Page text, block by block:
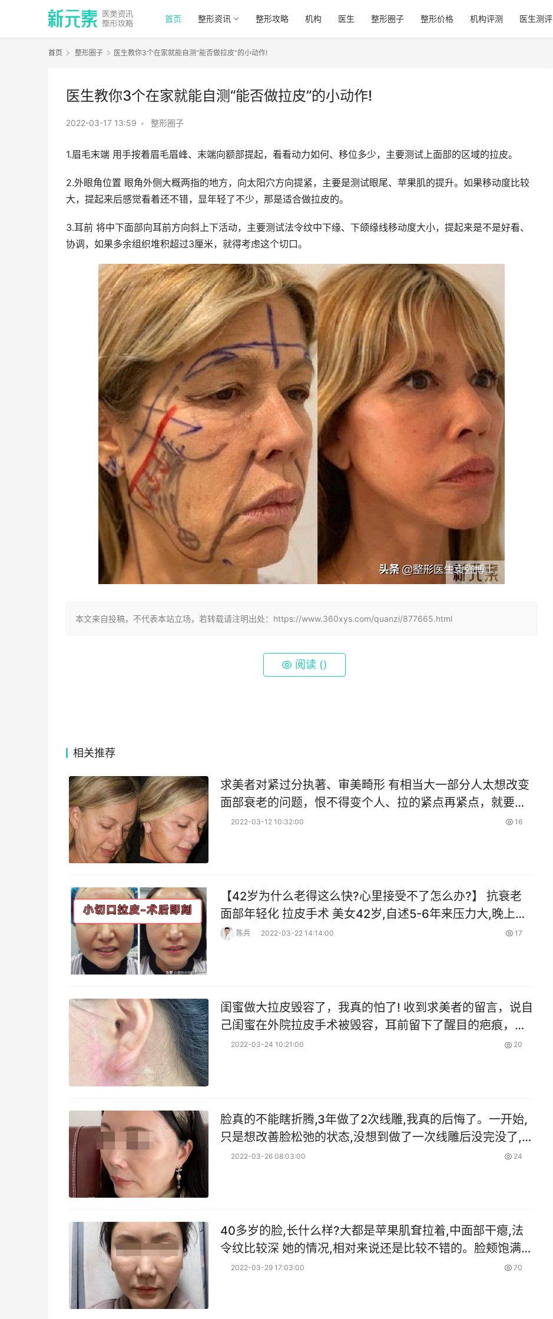
首页 整形资讯 整形攻略 机构 医生 整形圈子 整形价格 机构评测 医生测评
首页 整形圈子 医生教你3个在家就能自测“能否做拉皮”的小动作!
医生教你3个在家就能自测“能否做拉皮”的小动作!
2022-03-17 13:59 • 整形圈子
1.眉毛末端 用手按着眉毛眉峰、末端向额部提起，看看动力如何、移位多少，主要测试上面部的区域的拉皮。
2.外眼角位置 眼角外侧大概两指的地方，向太阳穴方向提紧，主要是测试眼尾、苹果肌的提升。如果移动度比较
大，提起来后感觉看着还不错，显年轻了不少，那是适合做拉皮的。
3.耳前 将中下面部向耳前方向斜上下活动，主要测试法令纹中下缘、下颌缘线移动度大小，提起来是不是好看、
协调，如果多余组织堆积超过3厘米，就得考虑这个切口。
本文来自投稿，不代表本站立场，若转载请注明出处：https://www.360xys.com/quanzi/877665.html
阅读 ()
相关推荐
求美者对紧过分执著、审美畸形 有相当大一部分人太想改变
面部衰老的问题，恨不得变个人、拉的紧点再紧点，就要求
医生最大程度提拉，造成过度拉皮的结果。
2022-03-12 10:32:00 16
【42岁为什么老得这么快?心里接受不了怎么办?】 抗衰老
面部年轻化 拉皮手术 美女42岁,自述5-6年来压力大,晚上失
眠严重,人也老得快,看着镜子里的自己,有点接受不了。网上
陈兵 2022-03-22 14:14:00 17
闺蜜做大拉皮毁容了，我真的怕了! 收到求美者的留言，说自
己闺蜜在外院拉皮手术被毁容，耳前留下了醒目的疤痕，想
过来找我做修复。 看到
2022-03-24 10:21:00 20
脸真的不能瞎折腾,3年做了2次线雕,我真的后悔了。一开始,
只是想改善脸松弛的状态,没想到做了一次线雕后没完没了,一
段时间后忍不住要去做调整不是这不满意就是那不满意,好不
2022-03-26 08:03:00 24
40多岁的脸,长什么样?大都是苹果肌耷拉着,中面部干瘪,法
令纹比较深 她的情况,相对来说还是比较不错的。脸颊饱满立
体,就是赘肉多,两道印第安纹更增加了油腻感,由于脸颊和鼻
2022-03-29 17:03:00 70